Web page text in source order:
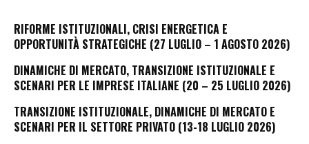
RIFORME ISTITUZIONALI, CRISI ENERGETICA E
OPPORTUNITÀ STRATEGICHE (27 LUGLIO – 1 AGOSTO 2026)
DINAMICHE DI MERCATO, TRANSIZIONE ISTITUZIONALE E
SCENARI PER LE IMPRESE ITALIANE (20 – 25 LUGLIO 2026)
TRANSIZIONE ISTITUZIONALE, DINAMICHE DI MERCATO E
SCENARI PER IL SETTORE PRIVATO (13-18 LUGLIO 2026)